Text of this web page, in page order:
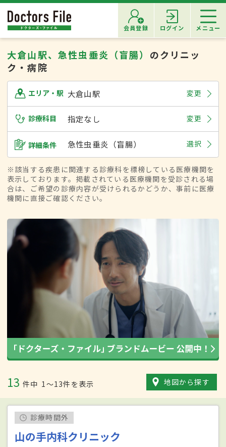
会員登録 ログイン メニュー
大倉山駅、急性虫垂炎（盲腸） のクリニッ
ク・病院
エリア・駅 大倉山駅 変更
診療科目 指定なし 変更
詳細条件 急性虫垂炎（盲腸） 選択
※該当する疾患に関連する診療科を標榜している医療機関を
表示しております。掲載されている医療機関を受診される場
合は、ご希望の診療内容が受けられるかどうか、事前に医療
機関に直接ご確認ください。
13 件中 1〜13件を表示 地図から探す
診療時間外
山の手内科クリニック